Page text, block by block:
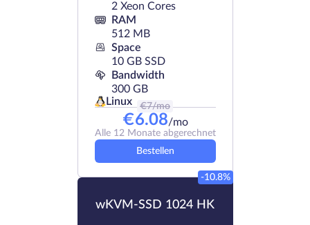
2 Xeon Cores
RAM
512 MB
Space
10 GB SSD
Bandwidth
300 GB
Linux
€7/mo
€6.08/mo
Alle 12 Monate abgerechnet
Bestellen
wKVM-SSD 1024 HK
-10.8%